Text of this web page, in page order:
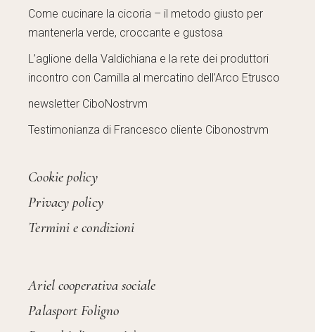
Come cucinare la cicoria – il metodo giusto per
mantenerla verde, croccante e gustosa
L’aglione della Valdichiana e la rete dei produttori
incontro con Camilla al mercatino dell’Arco Etrusco
newsletter CiboNostrvm
Testimonianza di Francesco cliente Cibonostrvm
Cookie policy
Privacy policy
Termini e condizioni
Ariel cooperativa sociale
Palasport Foligno